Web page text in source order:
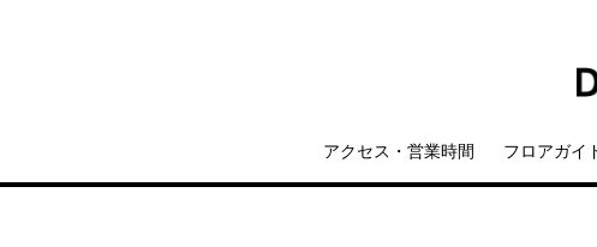
アクセス・営業時間 フロアガイ